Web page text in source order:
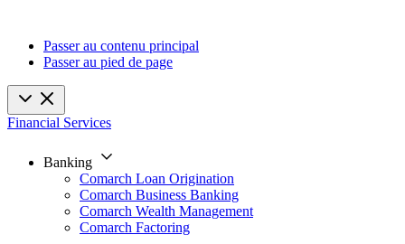
Passer au contenu principal
Passer au pied de page
Financial Services
Banking
Comarch Loan Origination
Comarch Business Banking
Comarch Wealth Management
Comarch Factoring